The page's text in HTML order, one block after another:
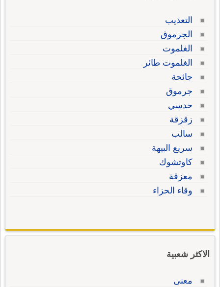
التعذيب
الجرموق
الغلموت
الغلموت طائر
جائحة
جرموق
حدسي
زقزقة
سالب
سريع البيهة
كاوتشوك
معزقة
وقاء الحزاء
الاكثر شعبية
معنى